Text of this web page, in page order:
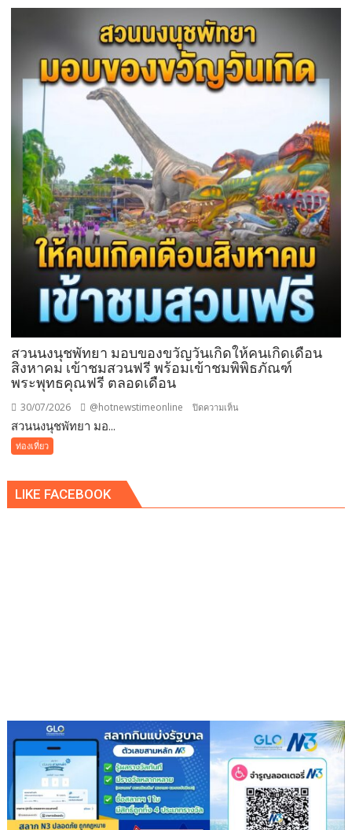
ส่วน
นี้
ด้วย
บุฟเฟต์
มื้อ
พร้อม
ล็อบสเตอร์
ภูเก็ต
ย่าง
รส
เลิศ
ณ
แรม
เรดิ
ชาโต
เดอ
สวนนงนุชพัทยา มอบของขวัญวันเกิดให้คนเกิดเดือน
สิงหาคม เข้าชมสวนฟรี พร้อมเข้าชมพิพิธภัณฑ์
พระพุทธคุณฟรี ตลอดเดือน
30/07/2026 @hotnewstimeonline ปิดความเห็น
ขวัญ
ชม
พิพิธภัณฑ์
พระพุทธ
คุณ
ฟรี
สวนนงนุชพัทยา มอ...
ท่องเที่ยว
LIKE FACEBOOK